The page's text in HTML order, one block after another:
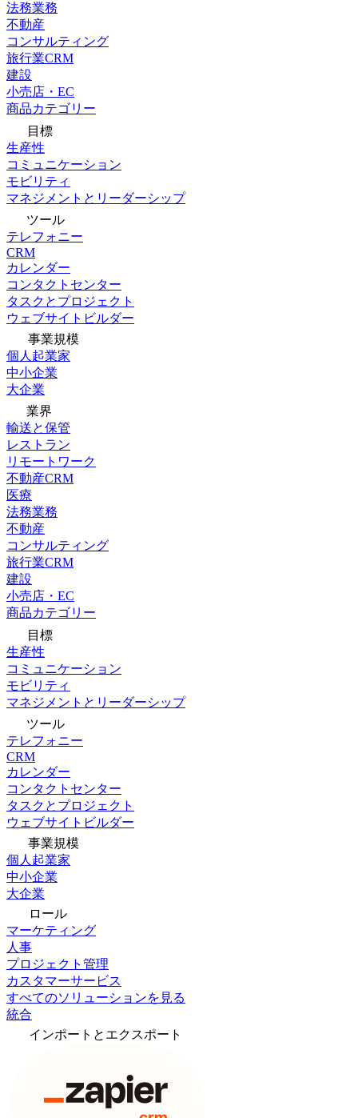
法務業務
不動産
コンサルティング
旅行業CRM
建設
小売店・EC
商品カテゴリー
目標
生産性
コミュニケーション
モビリティ
マネジメントとリーダーシップ
ツール
テレフォニー
CRM
カレンダー
コンタクトセンター
タスクとプロジェクト
ウェブサイトビルダー
事業規模
個人起業家
中小企業
大企業
業界
輸送と保管
レストラン
リモートワーク
不動産CRM
医療
法務業務
不動産
コンサルティング
旅行業CRM
建設
小売店・EC
商品カテゴリー
目標
生産性
コミュニケーション
モビリティ
マネジメントとリーダーシップ
ツール
テレフォニー
CRM
カレンダー
コンタクトセンター
タスクとプロジェクト
ウェブサイトビルダー
事業規模
個人起業家
中小企業
大企業
ロール
マーケティング
人事
プロジェクト管理
カスタマーサービス
すべてのソリューションを見る
統合
インポートとエクスポート